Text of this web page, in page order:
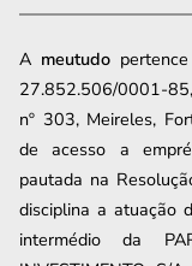
A meutudopertence
27.852.506/0001-
nº 303, Meireles,
de acesso a
pautada na
disciplina a atuação
intermédio da